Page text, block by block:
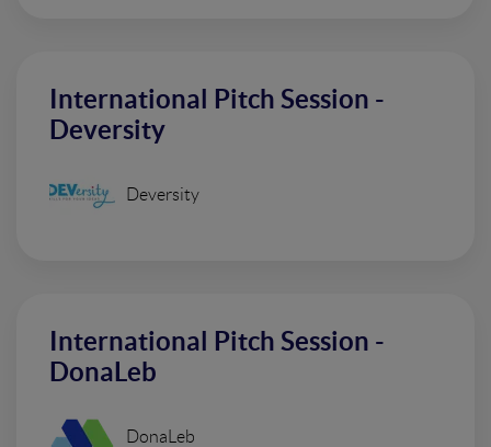
International Pitch Session -
Deversity
Deversity
International Pitch Session -
DonaLeb
DonaLeb